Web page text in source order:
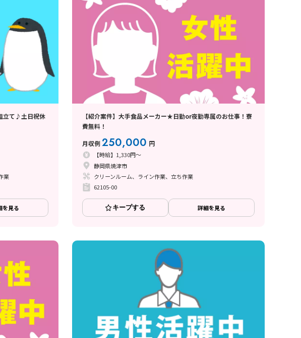
立て♪土日祝休
業
を見る
【紹介案件】大手食品メーカー★日勤or夜勤専属のお仕事！寮
費無料！
月収例250,000 円
【時給】1,330円～
静岡県焼津市
クリーンルーム、ライン作業、立ち作業
62105-00
キープする 詳細を見る